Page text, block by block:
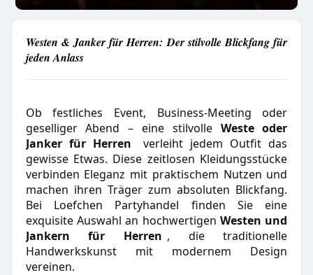
Westen & Janker für Herren: Der stilvolle Blickfang für
jeden Anlass
Ob festliches Event, Business-Meeting oder
geselliger Abend – eine stilvolle Weste oder
Janker für Herren
verleiht jedem Outfit das
gewisse Etwas. Diese zeitlosen Kleidungsstücke
verbinden Eleganz mit praktischem Nutzen und
machen ihren Träger zum absoluten Blickfang.
Bei Loefchen Partyhandel finden Sie eine
exquisite Auswahl an hochwertigen Westen und
Jankern für Herren , die traditionelle
Handwerkskunst mit modernem Design
vereinen.